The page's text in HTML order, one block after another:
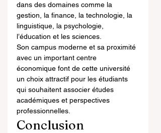
dans des domaines comme la
gestion, la finance, la technologie, la
linguistique, la psychologie,
l’éducation et les sciences.
Son campus moderne et sa proximité
avec un important centre
économique font de cette université
un choix attractif pour les étudiants
qui souhaitent associer études
académiques et perspectives
professionnelles.
Conclusion